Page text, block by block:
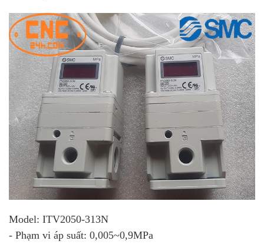
Model: ITV2050-313N
- Phạm vi áp suất: 0,005~0,9MPa